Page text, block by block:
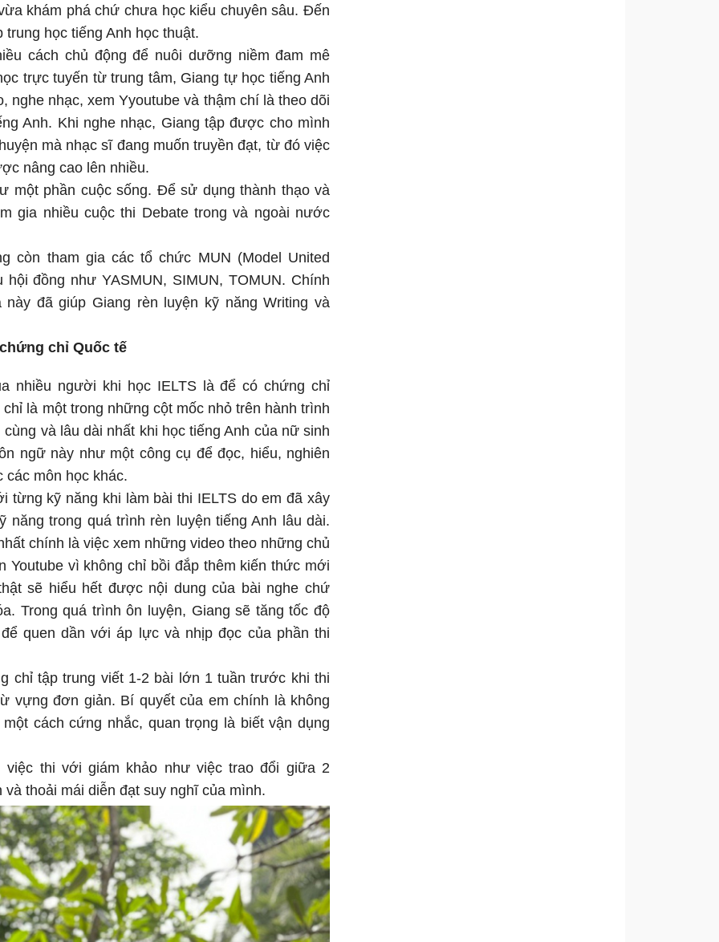
khám phá chứ chưa học kiểu chuyên sâu. Đến
học tiếng Anh học thuật.
cách chủ động để nuôi dưỡng niềm đam mê
trực tuyến từ trung tâm, Giang tự học tiếng Anh
nghe nhạc, xem Yyoutube và thậm chí là theo dõi
Anh. Khi nghe nhạc, Giang tập được cho mình
mà nhạc sĩ đang muốn truyền đạt, từ đó việc
nâng cao lên nhiều.
một phần cuộc sống. Để sử dụng thành thạo và
gia nhiều cuộc thi Debate trong và ngoài nước
còn tham gia các tổ chức MUN (Model United
đồng như YASMUN, SIMUN, TOMUN. Chính
đã giúp Giang rèn luyện kỹ năng Writing và
chỉ Quốc tế
nhiều người khi học IELTS là để có chứng chỉ
là một trong những cột mốc nhỏ trên hành trình
và lâu dài nhất khi học tiếng Anh của nữ sinh
ngữ này như một công cụ để đọc, hiểu, nghiên
môn học khác.
từng kỹ năng khi làm bài thi IELTS do em đã xây
năng trong quá trình rèn luyện tiếng Anh lâu dài.
chính là việc xem những video theo những chủ
Youtube vì không chỉ bồi đắp thêm kiến thức mới
sẽ hiểu hết được nội dung của bài nghe chứ
Trong quá trình ôn luyện, Giang sẽ tăng tốc độ
quen dần với áp lực và nhịp đọc của phần thi
chỉ tập trung viết 1-2 bài lớn 1 tuần trước khi thi
vựng đơn giản. Bí quyết của em chính là không
cách cứng nhắc, quan trọng là biết vận dụng
việc thi với giám khảo như việc trao đổi giữa 2
thoải mái diễn đạt suy nghĩ của mình.